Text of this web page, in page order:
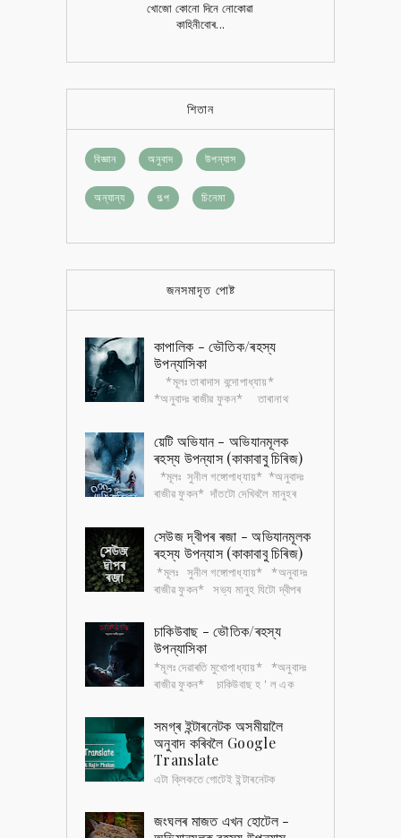
খোজো কোনো দিনে নোকোৱা
কাহিনীবোৰ...
শিতান
বিজ্ঞান অনুবাদ উপন্যাস
অন্যান্য গল্প চিনেমা
জনসমাদৃত পোষ্ট
কাপালিক - ভৌতিক/ৰহস্য
উপন্যাসিকা
*মূলঃ তাৰাদাস বন্দোপাধ্যায়*
*অনুবাদঃ ৰাজীৱ ফুকন* তাৰানাথ
চৰিত্ৰ। এই চৰিত্ৰটোৰ ওপৰত এখন ভৌতিক...
য়েটি অভিযান - অভিযানমূলক
ৰহস্য উপন্যাস (কাকাবাবু চিৰিজ)
*মূলঃ সুনীল গঙ্গোপাধ্যায়* *অনুবাদঃ
ৰাজীৱ ফুকন* দাঁতটো দেখিবলৈ মানুহৰ
ডাঙৰ। খুৰাদেউৰ মতে সেই দাঁতৰ গ...সেউজ দ্বীপৰ ৰজা - অভিযানমূলক
ৰহস্য উপন্যাস (কাকাবাবু চিৰিজ)
*মূলঃ সুনীল গঙ্গোপাধ্যায়* *অনুবাদঃ
ৰাজীৱ ফুকন* সভ্য মানুহ যিটো দ্বীপৰ
আদিবাসীৰ ভয়ত৷ সেই দ্বীপ...চাকিউবাছ - ভৌতিক/ৰহস্য
উপন্যাসিকা
*মূলঃ দেৱাৰতি মুখোপাধ্যায়* *অনুবাদঃ
ৰাজীৱ ফুকন* চাকিউবাছ হ ' ল এক
ওপৰত যৌন নিৰ্যাতন চলায়৷ সেই চ...
সমগ্ৰ ইন্টাৰনেটক অসমীয়ালৈ
অনুবাদ কৰিবলৈ Google
Translate
এটা ক্লিকতে গোটেই ইন্টাৰনেটক
ৱেবচাইট, কিতাপ, অডিঅ ’ , ভিডিঅ ’ আদি সকলো অসমীয়াতে
পাবলৈ হ'লে, ...
জংঘলৰ মাজত এখন হোটেল -